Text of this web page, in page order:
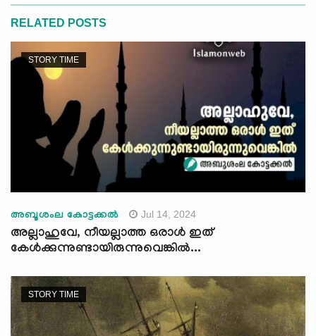
RELATED POSTS
STORY TIME
അബൂശംല കോട്ടക്കല്‍ Jul 14, 2024
അല്ലാഹുവേ, നീയല്ലാത്ത ഒരാള്‍ ഇത്
കേള്‍ക്കുന്നുണ്ടായിരുന്നുവെങ്കില്‍...
STORY TIME